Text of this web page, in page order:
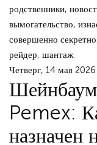
родственники,
вымогательство,
совершенно
рейдер, шантаж.
Четверг, 14 мая
Шейнбаум
Pemex:
назначен